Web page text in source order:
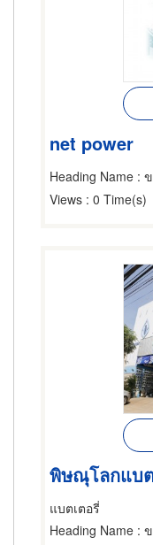
net power
Heading Name :
Views : 0 Time(s)
พิษณุโลกแบ
แบตเตอรี่
Heading Name : ข